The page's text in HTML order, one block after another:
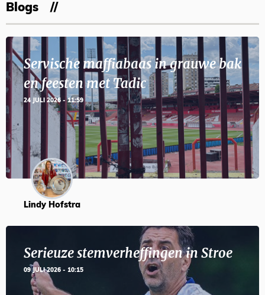
Blogs
Servische maffiabaas in grauwe bak
en feesten met Tadic
24 JULI 2026 - 11:59
Lindy Hofstra
Serieuze stemverheffingen in Stroe
09 JULI 2026 - 10:15